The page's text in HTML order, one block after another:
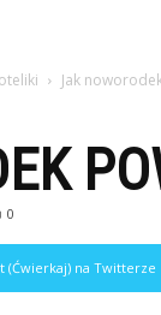
Jak
0
(Ćwierkaj) na Twitterze